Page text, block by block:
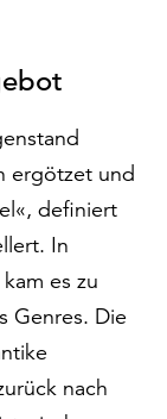
ergötzet und
definiert
In
es zu
Genres. Die
nach